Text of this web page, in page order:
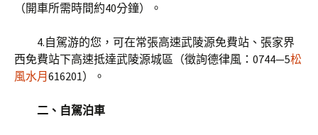
（開車所需時間約40分鐘）。
4.自駕游的您，可在常張高速武陵源免費站、張家界
西免費站下高速抵達武陵源城區（徵詢德律風：0744—5松
風水月 616201）。
二、自駕泊車